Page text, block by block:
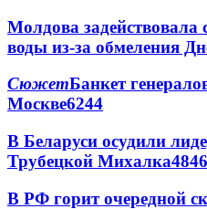
Молдова задействовала
воды из-за обмеления
СюжетБанкет
Москве6244
В Беларуси осудили
Трубецкой Михалка4846
В РФ горит очередной